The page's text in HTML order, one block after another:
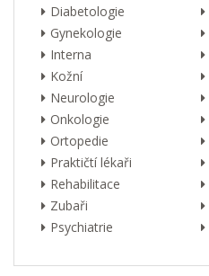
Diabetologie
Gynekologie
Interna
Kožní
Neurologie
Onkologie
Ortopedie
Praktičtí lékaři
Rehabilitace
Zubaři
Psychiatrie